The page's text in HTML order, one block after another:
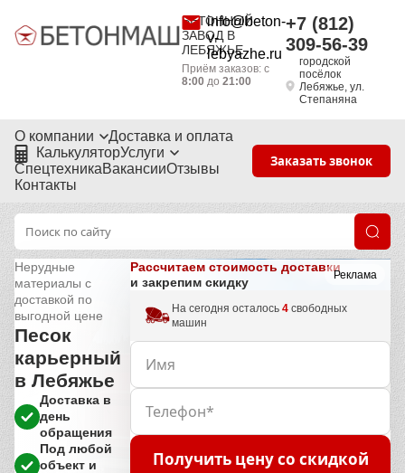
БЕТОННЫЙ
ЗАВОД В
ЛЕБЯЖЬЕ
info@beton-
v-
lebyazhe.ru
Приём заказов: с
8:00до 21:00
+7 (812)
309-56-39
городской
посёлок
Лебяжье, ул.
Степаняна
О компании
Доставка и оплата
КалькуляторУслуги
СпецтехникаВакансииОтзывы
Контакты
Заказать звонок
Реклама
Нерудные
материалы с
доставкой по
выгодной цене
Песок
карьерный
в Лебяжье
Доставка в
день
обращения
Под любой
объект и
Рассчитаем стоимость доставки
и закрепим скидку
На сегодня осталось4 свободных
машин
Получить цену со скидкой